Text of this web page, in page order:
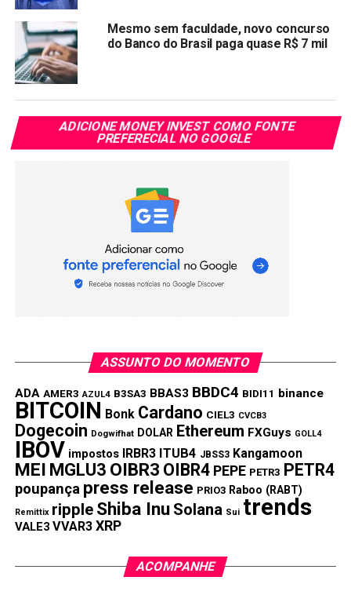
PRÓXIMA:
Inter& Co (INBR32) pagará dividendos
NÃO PERCA:
Brasil tem o pior mercado de ações do mundo? JP
Mesmo sem faculdade, novo concurso
do Banco do Brasil paga quase R$ 7 mil
ADICIONE MONEY INVEST COMO FONTE
PREFERECIAL NO GOOGLE
ASSUNTO DO MOMENTO
ADA AMER3 AZUL4 B3SA3 BBAS3 BBDC4 BIDI11 binance
BITCOIN Bonk Cardano CIEL3 CVCB3
Dogecoin Dogwifhat DOLAR Ethereum FXGuys GOLL4
IBOV impostos IRBR3 ITUB4 JBSS3 Kangamoon
MEI MGLU3 OIBR3 OIBR4 PEPE PETR3 PETR4
poupança press release PRIO3 Raboo (RABT)
Remittix ripple Shiba Inu Solana Sui trends
VALE3 VVAR3 XRP
ACOMPANHE